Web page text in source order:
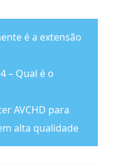
é a extensão
– Qual é o
AVCHD para
alta qualidade